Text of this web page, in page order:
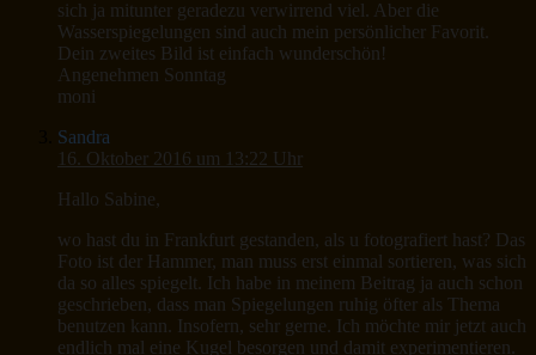
sich ja mitunter geradezu verwirrend viel. Aber die
Wasserspiegelungen sind auch mein persönlicher Favorit.
Dein zweites Bild ist einfach wunderschön!
Angenehmen Sonntag
moni
Sandra
16. Oktober 2016 um 13:22 Uhr
Hallo Sabine,
wo hast du in Frankfurt gestanden, als u fotografiert hast? Das
Foto ist der Hammer, man muss erst einmal sortieren, was sich
da so alles spiegelt. Ich habe in meinem Beitrag ja auch schon
geschrieben, dass man Spiegelungen ruhig öfter als Thema
benutzen kann. Insofern, sehr gerne. Ich möchte mir jetzt auch
endlich mal eine Kugel besorgen und damit experimentieren.